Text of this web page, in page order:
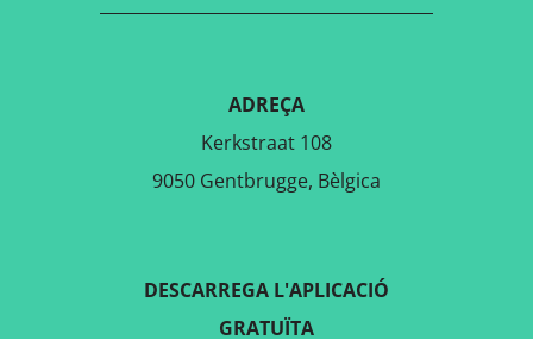
ADREÇA
Kerkstraat 108
9050 Gentbrugge, Bèlgica
DESCARREGA L'APLICACIÓ
GRATUÏTA